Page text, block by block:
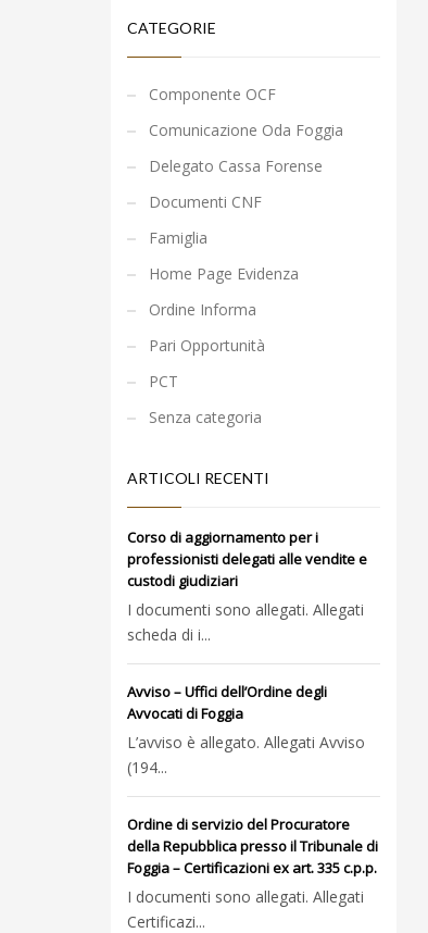
CATEGORIE
Componente OCF
Comunicazione Oda Foggia
Delegato Cassa Forense
Documenti CNF
Famiglia
Home Page Evidenza
Ordine Informa
Pari Opportunità
PCT
Senza categoria
ARTICOLI RECENTI
Corso di aggiornamento per i
professionisti delegati alle vendite e
custodi giudiziari
I documenti sono allegati. Allegati
scheda di i...
Avviso – Uffici dell’Ordine degli
Avvocati di Foggia
L’avviso è allegato. Allegati Avviso
(194...
Ordine di servizio del Procuratore
della Repubblica presso il Tribunale di
Foggia – Certificazioni ex art. 335 c.p.p.
I documenti sono allegati. Allegati
Certificazi...